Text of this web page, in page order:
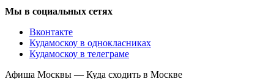
Мы в социальных сетях
Вконтакте
Кудамоскоу в однокласниках
Кудамоскоу в телеграме
Афиша Москвы — Куда сходить в Москве